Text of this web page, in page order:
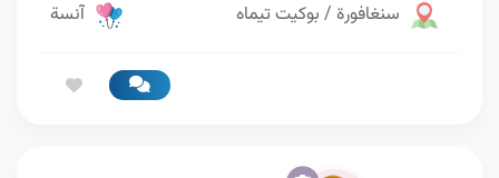
سنغافورة / بوكيت تيماه آنسة